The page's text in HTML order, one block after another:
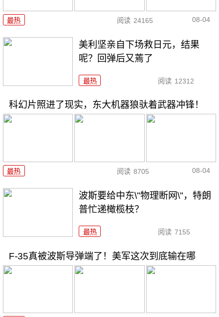
最热 阅读 24165 08-04
美利坚亲自下场救日元，结果
呢？回弹后又蔫了
最热 阅读 12312
科幻片照进了现实，东大机器狼驮着武器冲锋！
最热 阅读 8705 08-04
波斯要给中东\"物理断网\"，特朗
普忙递橄榄枝？
最热 阅读 7155
F-35真被波斯导弹端了！美军这次到底输在哪